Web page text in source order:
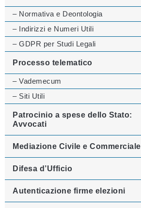
– Normativa e Deontologia
– Indirizzi e Numeri Utili
– GDPR per Studi Legali
Processo telematico
– Vademecum
– Siti Utili
Patrocinio a spese dello Stato:
Avvocati
Mediazione Civile e Commerciale
Difesa d’Ufficio
Autenticazione firme elezioni